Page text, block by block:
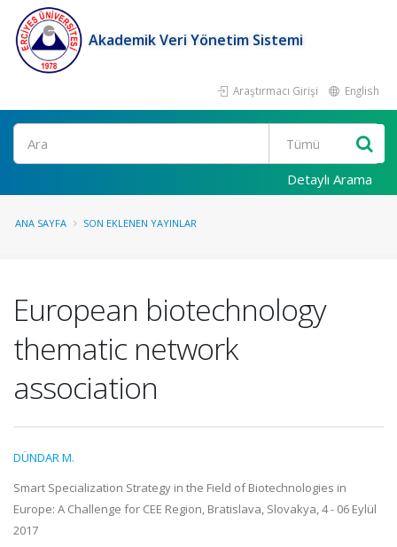
Akademik Veri Yönetim Sistemi
Araştırmacı Girişi English
Ara
Detaylı Arama
ANA SAYFA SON EKLENEN YAYINLAR
European biotechnology
thematic network
association
DÜNDAR M.
Smart Specialization Strategy in the Field of Biotechnologies in
Europe: A Challenge for CEE Region, Bratislava, Slovakya, 4 - 06 Eylül
2017